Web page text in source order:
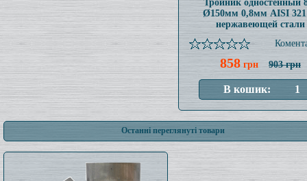
Тройник одностенный
Ø150мм 0,8мм AISI 321
нержавеющей стали
858 грн 903 грн
Останні переглянуті товари